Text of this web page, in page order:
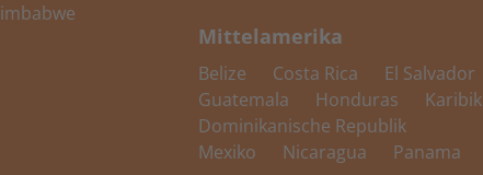
Mittelamerika
Belize Costa Rica
El Salvador
Guatemala
Honduras
Karibik
Dominikanische Republik
Mexiko
Nicaragua Panama